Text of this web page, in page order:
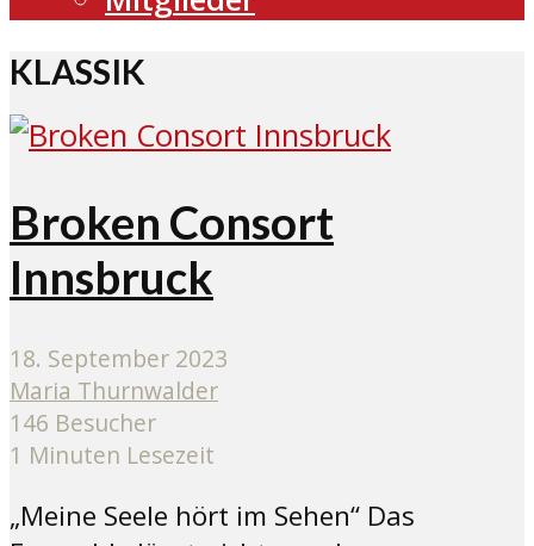
KLASSIK
Broken Consort
Innsbruck
18. September 2023
Maria Thurnwalder
146 Besucher
1 Minuten Lesezeit
„Meine Seele hört im Sehen“ Das